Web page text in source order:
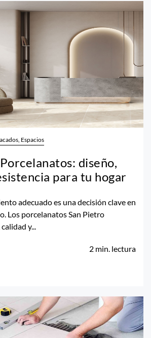
Espacios
diseño,
para tu hogar
adecuado es una decisión clave en
Los porcelanatos San Pietro
y...
2 min. lectura